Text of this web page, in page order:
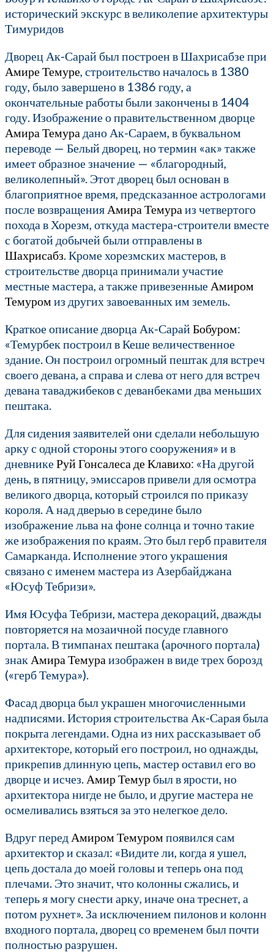
исторический экскурс в великолепие архитектуры
Тимуридов
Дворец Ак-Сарай был построен в Шахрисабзе при
Амире Темуре , строительство началось в 1380
году, было завершено в 1386 году, а
окончательные работы были закончены в 1404
году. Изображение о правительственном дворце
Амира Темура дано Ак-Сараем, в буквальном
переводе — Белый дворец, но термин «ак» также
имеет образное значение — «благородный,
великолепный». Этот дворец был основан в
благоприятное время, предсказанное астрологами
после возвращения Амира Темура из четвертого
похода в Хорезм, откуда мастера-строители вместе
с богатой добычей были отправлены в
Шахрисабз . Кроме хорезмских мастеров, в
строительстве дворца принимали участие
местные мастера, а также привезенные Амиром
Темуром из других завоеванных им земель.
Краткое описание дворца Ак-СарайБобуром:
«Темурбек построил в Кеше величественное
здание. Он построил огромный пештак для встреч
своего девана, а справа и слева от него для встреч
девана таваджибеков с деванбеками два меньших
пештака.
Для сидения заявителей они сделали небольшую
арку с одной стороны этого сооружения» и в
дневникеРуй Гонсалеса де Клавихо: «На другой
день, в пятницу, эмиссаров привели для осмотра
великого дворца, который строился по приказу
короля. А над дверью в середине было
изображение льва на фоне солнца и точно такие
же изображения по краям. Это был герб правителя
Самарканда. Исполнение этого украшения
связано с именем мастера из Азербайджана
«Юсуф Тебризи».
Имя Юсуфа Тебризи, мастера декораций, дважды
повторяется на мозаичной посуде главного
портала. В тимпанах пештака (арочного портала)
знак Амира Темура изображен в виде трех борозд
(«герб Темура»).
Фасад дворца был украшен многочисленными
надписями. История строительства Ак-Сарая была
покрыта легендами. Одна из них рассказывает об
архитекторе, который его построил, но однажды,
прикрепив длинную цепь, мастер оставил его во
дворце и исчез. Амир Темур был в ярости, но
архитектора нигде не было, и другие мастера не
осмеливались взяться за это нелегкое дело.
Вдруг перед Амиром Темуром появился сам
архитектор и сказал: «Видите ли, когда я ушел,
цепь достала до моей головы и теперь она под
плечами. Это значит, что колонны сжались, и
теперь я могу снести арку, иначе она треснет, а
потом рухнет». За исключением пилонов и колонн
входного портала, дворец со временем был почти
полностью разрушен.